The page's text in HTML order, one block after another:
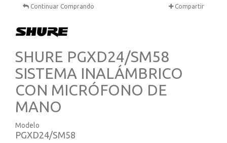
Continuar Comprando Compartir
SHURE PGXD24/SM58
SISTEMA INALÁMBRICO
CON MICRÓFONO DE
MANO
Modelo
PGXD24/SM58